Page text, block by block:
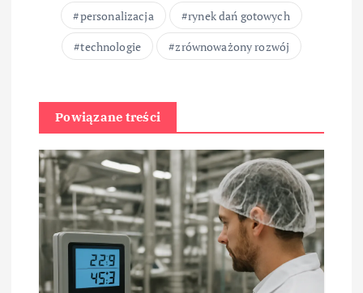
personalizacja
rynek dań gotowych
technologie
zrównoważony rozwój
Powiązane treści